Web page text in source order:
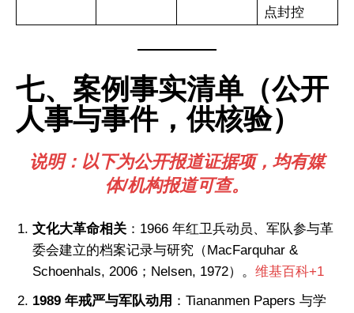
点封控
七、案例事实清单（公开
人事与事件，供核验）
说明：以下为公开报道证据项，均有媒
体/机构报道可查。
文化大革命相关 ：1966 年红卫兵动员、军队参与革
委会建立的档案记录与研究（MacFarquhar &
Schoenhals, 2006；Nelsen, 1972）。 维基百科+1
1989 年戒严与军队动用 ：Tiananmen Papers 与学